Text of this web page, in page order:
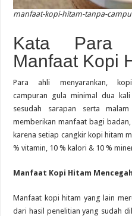
manfaat-kopi-hitam-tanpa-
Kata Para
Manfaat Kopi
Para ahli menyarankan,
campuran gula minimal dua
sesudah sarapan serta
memberikan manfaat bagi badan
karena setiap cangkir kopi hitam
%vitamin, 10% kalori& 10%
Manfaat Kopi Hitam
Manfaat kopi hitam yang lain
dari hasil penelitianyang sudah